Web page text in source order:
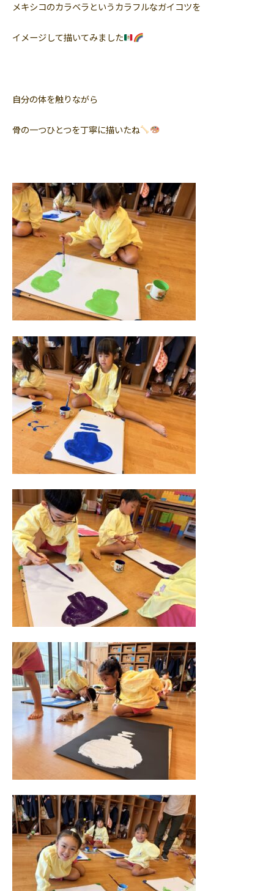
メキシコのカラベラというカラフルなガイコツを
イメージして描いてみました
自分の体を触りながら
骨の一つひとつを丁寧に描いたね